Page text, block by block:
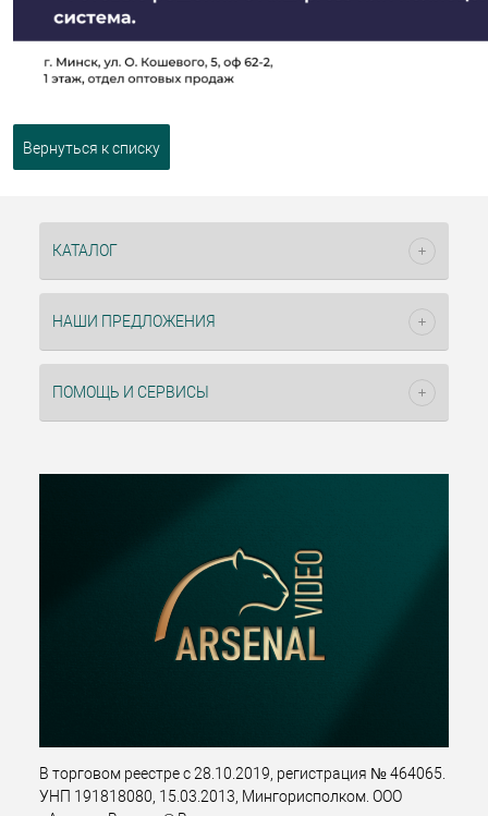
Вернуться к списку
КАТАЛОГ
НАШИ ПРЕДЛОЖЕНИЯ
ПОМОЩЬ И СЕРВИСЫ
В торговом реестре с 28.10.2019, регистрация № 464065.
УНП 191818080, 15.03.2013, Мингорисполком. ООО